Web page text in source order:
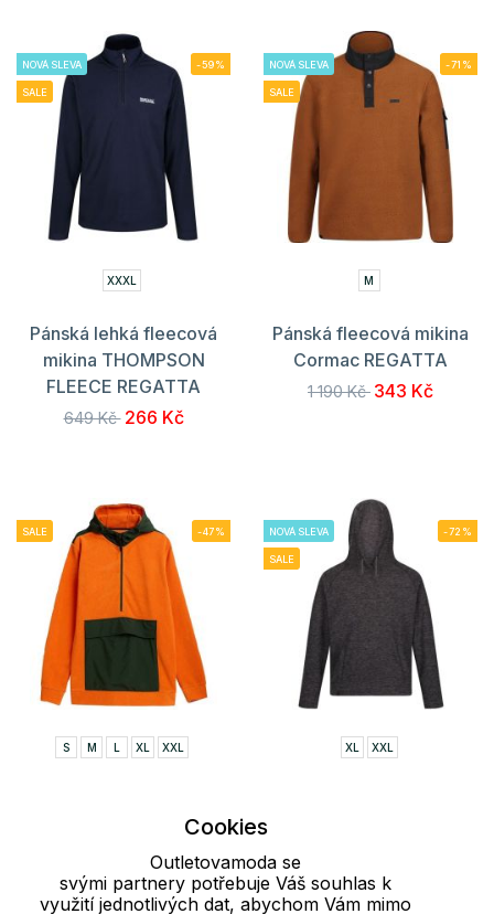
NOVÁ SLEVA
SALE
-59%
XXXL
Pánská lehká fleecová
mikina THOMPSON
FLEECE REGATTA
649 Kč 266 Kč
NOVÁ SLEVA
SALE
-71%
M
Pánská fleecová mikina
Cormac REGATTA
1 190 Kč 343 Kč
SALE -47%
S M L XL XXL
HOZ21-PLM601 Outhorn
419 Kč
NOVÁ SLEVA
SALE
-72%
XL XXL
Cookies
Outletovamoda se
svými partnery potřebuje Váš souhlas k
využití jednotlivých dat, abychom Vám mimo